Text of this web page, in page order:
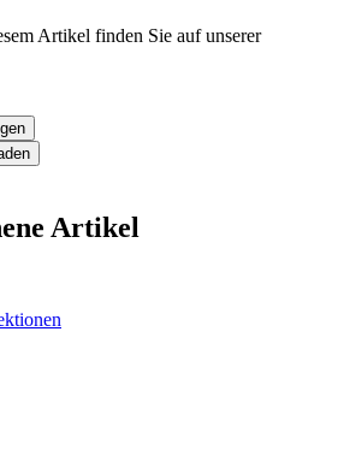
Artikel finden Sie auf unserer
Artikel